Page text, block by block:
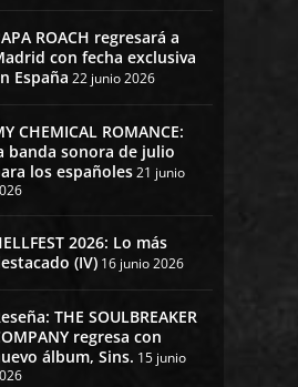
ROACH regresará a
con fecha exclusiva
España 22 junio 2026
CHEMICAL ROMANCE:
banda sonora de julio
los españoles21 junio
2026: Lo más
(IV) 16 junio 2026
THE SOULBREAKER
regresa con
álbum, Sins. 15 junio